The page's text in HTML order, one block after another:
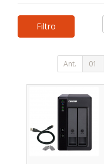
Filtro
Ant. 01